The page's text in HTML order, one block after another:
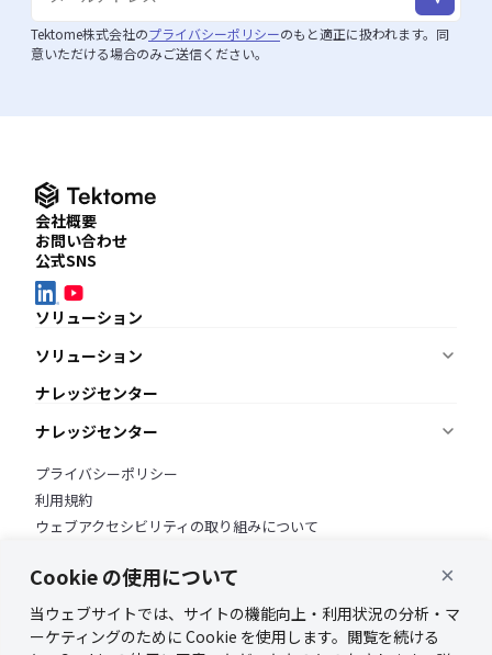
Cookie の使用について
当ウェブサイトでは、サイトの機能向上・利用状況の分析・マ
ーケティングのために Cookie を使用します。閲覧を続ける
×
Tektome株式会社のプライバシーポリシーのもと適正に扱われます。同
意いただける場合のみご送信ください。
会社概要
お問い合わせ
公式SNS
ソリューション
ソリューション
ナレッジを蓄積・共有したい
KnowledgeBuilder
適用要件を調査・管理したい
ReqManager
AI BIM Checker
オンラインデモ
ナレッジセンター
ナレッジセンター
ニュース
ブログ
よくあるご質問
プライバシーポリシー
利用規約
ウェブアクセシビリティの取り組みについて
準拠・取得している規格・認証